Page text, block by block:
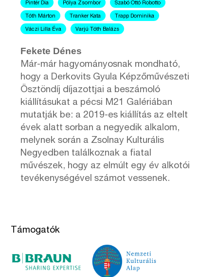
Pintér Dia Pólya Zsombor Szabó Ottó Robotto
Tóth Márton Tranker Kata Trapp Dominika
Váczi Lilla Éva Varjú Tóth Balázs
Fekete Dénes
Már-már hagyományosnak mondható,
hogy a Derkovits Gyula Képzőművészeti
Ösztöndíj díjazottjai a beszámoló
kiállításukat a pécsi M21 Galériában
mutatják be: a 2019-es kiállítás az eltelt
évek alatt sorban a negyedik alkalom,
melynek során a Zsolnay Kulturális
Negyedben találkoznak a fiatal
művészek, hogy az elmúlt egy év alkotói
tevékenységével számot vessenek.
Támogatók